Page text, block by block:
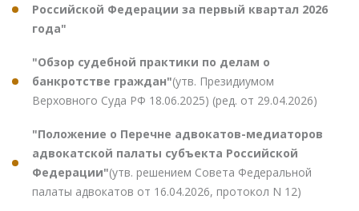
Российской Федерации за первый квартал 2026
года"
"Обзор судебной практики по делам о
банкротстве граждан"(утв. Президиумом
Верховного Суда РФ 18.06.2025) (ред. от 29.04.2026)
"Положение о Перечне адвокатов-медиаторов
адвокатской палаты субъекта Российской
Федерации"(утв. решением Совета Федеральной
палаты адвокатов от 16.04.2026, протокол N 12)